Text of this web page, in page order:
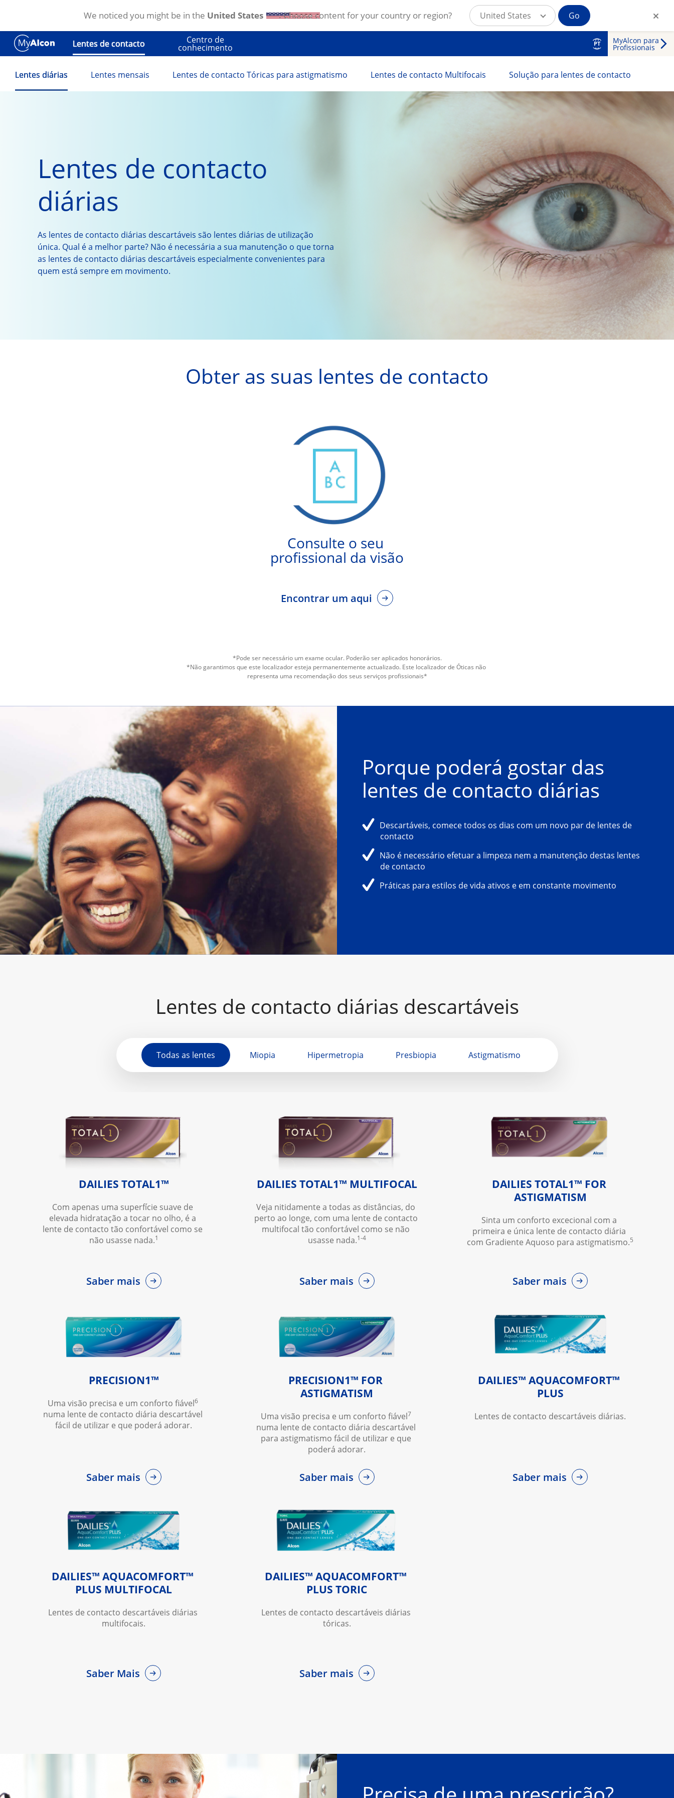
Passar para o conteúdo principal
Lentes de contacto
Centro de
conhecimento PT MyAlcon para
Profissionais
Lentes diárias Lentes mensais Lentes de contacto Tóricas para astigmatismo Lentes de contacto Multifocais Solução para lentes de contacto
Lentes de contacto
diárias
As lentes de contacto diárias descartáveis são lentes diárias de utilização
única. Qual é a melhor parte? Não é necessária a sua manutenção o que torna
as lentes de contacto diárias descartáveis especialmente convenientes para
quem está sempre em movimento.
Obter as suas lentes de contacto
Consulte o seu
profissional da visão
Encontrar um aqui
*Pode ser necessário um exame ocular. Poderão ser aplicados honorários.
*Não garantimos que este localizador esteja permanentemente actualizado. Este localizador de Óticas não
representa uma recomendação dos seus serviços profissionais*
Porque poderá gostar das
lentes de contacto diárias
Descartáveis, comece todos os dias com um novo par de lentes de
contacto
Não é necessário efetuar a limpeza nem a manutenção destas lentes
de contacto
Práticas para estilos de vida ativos e em constante movimento
Lentes de contacto diárias descartáveis
Todas as lentes Miopia Hipermetropia Presbiopia Astigmatismo
DAILIES TOTAL1™
Com apenas uma superfície suave de
elevada hidratação a tocar no olho, é a
lente de contacto tão confortável como se
não usasse nada.1
Saber mais
DAILIES TOTAL1™ MULTIFOCAL
Veja nitidamente a todas as distâncias, do
perto ao longe, com uma lente de contacto
multifocal tão confortável como se não
usasse nada.1-4
Saber mais
DAILIES TOTAL1™ FOR
ASTIGMATISM
Sinta um conforto excecional com a
primeira e única lente de contacto diária
com Gradiente Aquoso para astigmatismo.5
Saber mais
PRECISION1™
Uma visão precisa e um conforto fiável6
numa lente de contacto diária descartável
fácil de utilizar e que poderá adorar.
Saber mais
PRECISION1™ FOR
ASTIGMATISM
Uma visão precisa e um conforto fiável7
numa lente de contacto diária descartável
para astigmatismo fácil de utilizar e que
poderá adorar.
Saber mais
DAILIES™ AQUACOMFORT™
PLUS
Lentes de contacto descartáveis diárias.
Saber mais
DAILIES™ AQUACOMFORT™
PLUS MULTIFOCAL
Lentes de contacto descartáveis diárias
multifocais.
Saber Mais
DAILIES™ AQUACOMFORT™
PLUS TORIC
Lentes de contacto descartáveis diárias
tóricas.
Saber mais
We noticed you might be in the United States . Choose content for your country or region? United States Go